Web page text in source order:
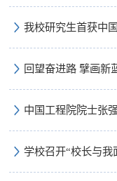
我校研究生首获中
回望奋进路 擘画
中国工程院院士张
学校召开“校长与